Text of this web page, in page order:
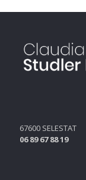
67600 SELESTAT
06 89 67 88 19